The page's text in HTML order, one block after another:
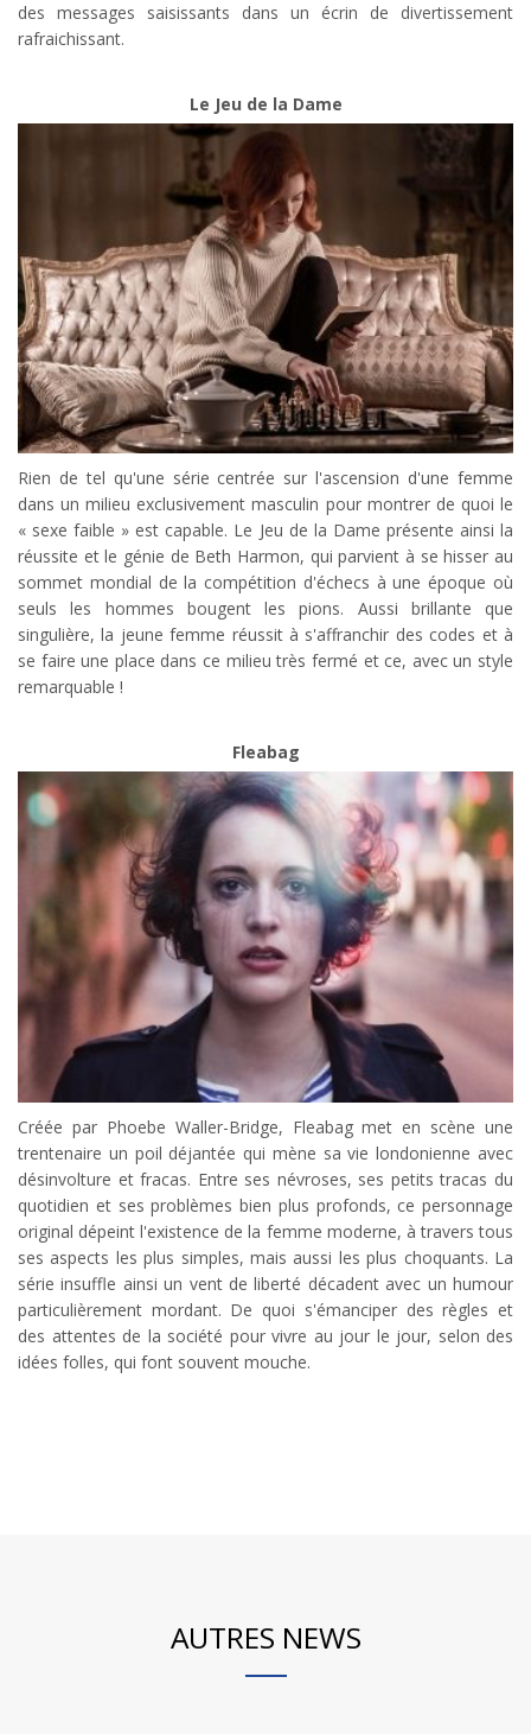
des messages saisissants dans un écrin de divertissement
rafraichissant.
Le Jeu de la Dame
Rien de tel qu'une série centrée sur l'ascension d'une femme
dans un milieu exclusivement masculin pour montrer de quoi le
« sexe faible » est capable. Le Jeu de la Dame présente ainsi la
réussite et le génie de Beth Harmon, qui parvient à se hisser au
sommet mondial de la compétition d'échecs à une époque où
seuls les hommes bougent les pions. Aussi brillante que
singulière, la jeune femme réussit à s'affranchir des codes et à
se faire une place dans ce milieu très fermé et ce, avec un style
remarquable !
Fleabag
Créée par Phoebe Waller-Bridge, Fleabag met en scène une
trentenaire un poil déjantée qui mène sa vie londonienne avec
désinvolture et fracas. Entre ses névroses, ses petits tracas du
quotidien et ses problèmes bien plus profonds, ce personnage
original dépeint l'existence de la femme moderne, à travers tous
ses aspects les plus simples, mais aussi les plus choquants. La
série insuffle ainsi un vent de liberté décadent avec un humour
particulièrement mordant. De quoi s'émanciper des règles et
des attentes de la société pour vivre au jour le jour, selon des
idées folles, qui font souvent mouche.
AUTRES NEWS